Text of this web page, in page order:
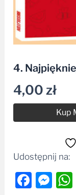
4.
4,00zł
Kup
Udostępnij na: